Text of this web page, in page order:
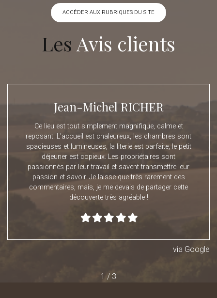
ACCÉDER AUX RUBRIQUES DU SITE
Les Avis clients
Jean-Michel RICHER
Ce lieu est tout simplement magnifique, calme et
reposant. L'accueil est chaleureux, les chambres sont
spacieuses et lumineuses, la literie est parfaite, le petit
déjeuner est copieux. Les propriétaires sont
passionnés par leur travail et savent transmettre leur
passion et savoir. Je laisse que très rarement des
commentaires, mais, je me devais de partager cette
découverte très agréable !
via Google
1 / 3